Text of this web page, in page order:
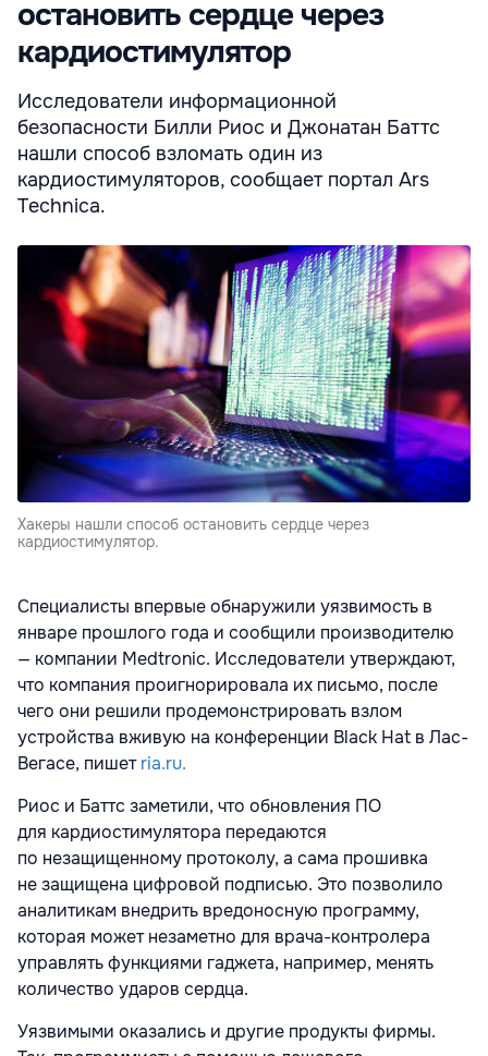
остановить сердце через
кардиостимулятор
Исследователи информационной
безопасности Билли Риос и Джонатан Баттс
нашли способ взломать один из
кардиостимуляторов, сообщает портал Ars
Technica.
Хакеры нашли способ остановить сердце через
кардиостимулятор.
Специалисты впервые обнаружили уязвимость в
январе прошлого года и сообщили производителю
— компании Medtronic. Исследователи утверждают,
что компания проигнорировала их письмо, после
чего они решили продемонстрировать взлом
устройства вживую на конференции Black Hat в Лас-
Вегасе, пишетria.ru.
Риос и Баттс заметили, что обновления ПО
для кардиостимулятора передаются
по незащищенному протоколу, а сама прошивка
не защищена цифровой подписью. Это позволило
аналитикам внедрить вредоносную программу,
которая может незаметно для врача-контролера
управлять функциями гаджета, например, менять
количество ударов сердца.
Уязвимыми оказались и другие продукты фирмы.